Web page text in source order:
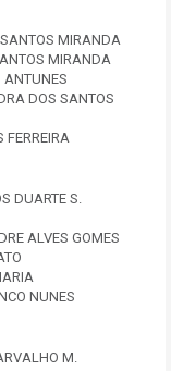
MIRANDA
MIRANDA
DOS SANTOS
S.
ALVES GOMES
NUNES
M.